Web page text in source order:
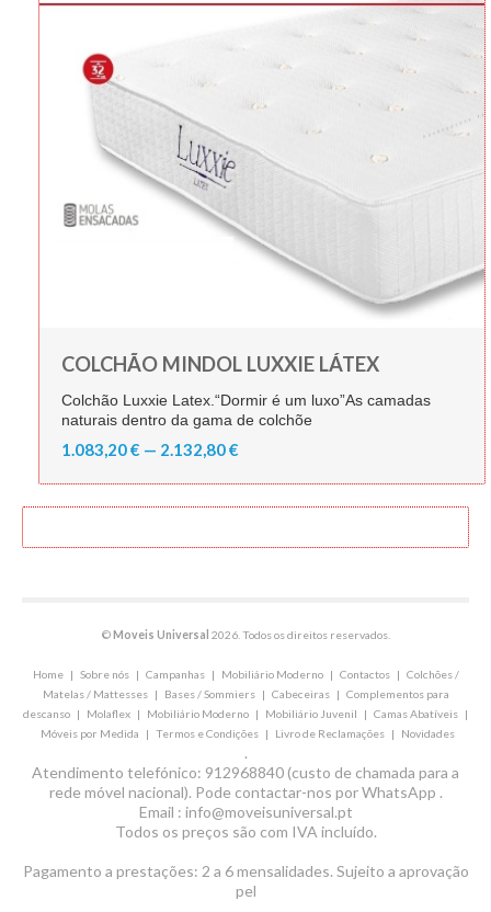
COLCHÃO MINDOL LUXXIE LÁTEX
Colchão Luxxie Latex.“Dormir é um luxo”As camadas
naturais dentro da gama de colchõe
1.083,20 € — 2.132,80 €
© Moveis Universal 2026. Todos os direitos reservados.
Home| Sobre nós| Campanhas| Mobiliário Moderno| Contactos| Colchões /
Matelas / Mattesses| Bases / Sommiers| Cabeceiras| Complementos para
descanso | Molaflex | Mobiliário Moderno | Mobiliário Juvenil | Camas Abatíveis |
Móveis por Medida | Termos e Condições | Livro de Reclamações | Novidades
.
Atendimento telefónico: 912968840 (custo de chamada para a
rede móvel nacional). Pode contactar-nos por WhatsApp .
Email : info@moveisuniversal.pt
Todos os preços são com IVA incluído.
Pagamento a prestações: 2 a 6 mensalidades. Sujeito a aprovação
pel